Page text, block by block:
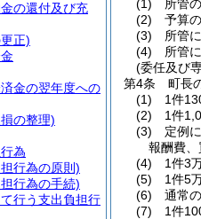
(1)
所管
(2)
予算
(3)
所管
(4)
所管
(委任及び
第4条
町長
(1)
1件
(2)
1件
(3)
定例
報酬費
(4)
1件3
(5)
1件5
(6)
通常
(7)
1件
の還付及び充
正)
金の翌年度への
の整理)
為
行為の原則)
行為の手続)
行う支出負担行